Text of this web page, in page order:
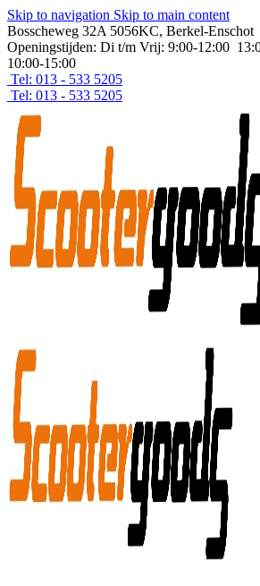
Skip to navigation Skip to main content
Bosscheweg 32A 5056KC, Berkel-Enschot
Openingstijden: Di t/m Vrij: 9:00-12:00
10:00-15:00
Tel: 013 - 533 5205
Tel: 013 - 533 5205